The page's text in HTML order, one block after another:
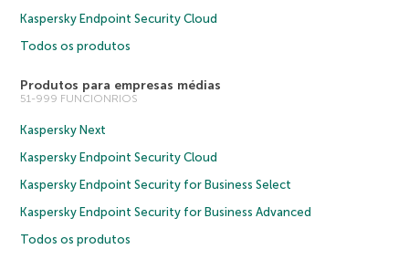
Kaspersky Endpoint Security Cloud
Todos os produtos
Produtos para empresas médias
51-999 FUNCIONRIOS
Kaspersky Next
Kaspersky Endpoint Security Cloud
Kaspersky Endpoint Security for Business Select
Kaspersky Endpoint Security for Business Advanced
Todos os produtos